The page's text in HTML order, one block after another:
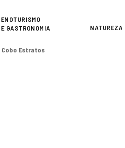
ENOTURISMO
E GASTRONOMIA
NATUREZA
Cobo Estratos